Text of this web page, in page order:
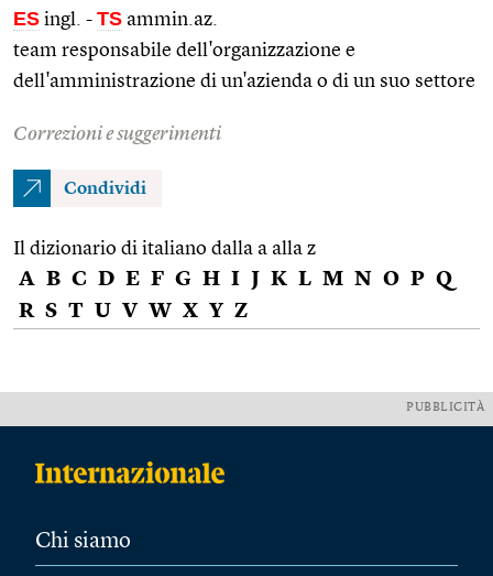
ES ingl. - TS ammin.az.
team responsabile dell'organizzazione e
dell'amministrazione di un'azienda o di un suo settore
Correzioni e suggerimenti
Condividi
Il dizionario di italiano dalla a alla z
A B C D E F G H I J K L M N O P Q
R S T U V W X Y Z
PUBBLICITÀ
Chi siamo